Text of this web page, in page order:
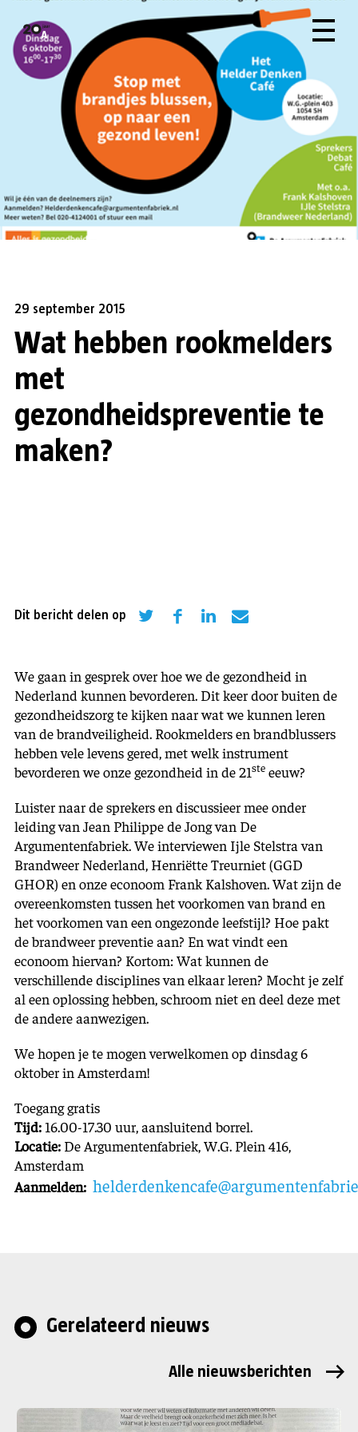
29 september 2015
Wat hebben rookmelders
met
gezondheidspreventie te
maken?
Dit bericht delen op
We gaan in gesprek over hoe we de gezondheid in
Nederland kunnen bevorderen. Dit keer door buiten de
gezondheidszorg te kijken naar wat we kunnen leren
van de brandveiligheid. Rookmelders en brandblussers
hebben vele levens gered, met welk instrument
bevorderen we onze gezondheid in de 21ste eeuw?
Luister naar de sprekers en discussieer mee onder
leiding van Jean Philippe de Jong van De
Argumentenfabriek. We interviewen Ijle Stelstra van
Brandweer Nederland, Henriëtte Treurniet (GGD
GHOR) en onze econoom Frank Kalshoven. Wat zijn de
overeenkomsten tussen het voorkomen van brand en
het voorkomen van een ongezonde leefstijl? Hoe pakt
de brandweer preventie aan? En wat vindt een
econoom hiervan? Kortom: Wat kunnen de
verschillende disciplines van elkaar leren? Mocht je zelf
al een oplossing hebben, schroom niet en deel deze met
de andere aanwezigen.
We hopen je te mogen verwelkomen op dinsdag 6
oktober in Amsterdam!
Toegang gratis
Tijd:16.00-17.30 uur, aansluitend borrel.
Locatie: De Argumentenfabriek, W.G. Plein 416,
Amsterdam
Aanmelden:
Gerelateerd nieuws
Alle nieuwsberichten